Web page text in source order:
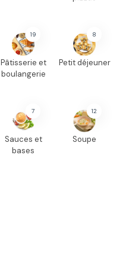
19
Pâtisserie et
boulangerie
8
Petit déjeuner
7
Sauces et
bases
12
Soupe